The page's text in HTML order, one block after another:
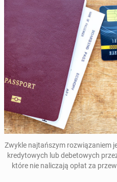
Zwykle naj­tań­szym roz­wią­za­niem
kre­dy­to­wych lub de­be­to­wych
które nie na­li­cza­ją opłat za